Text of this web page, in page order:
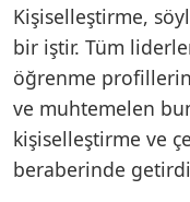
Kişiselleştirme,
bir iştir. Tüm
öğrenme
ve muhtemelen
kişiselleştirme ve
beraberinde